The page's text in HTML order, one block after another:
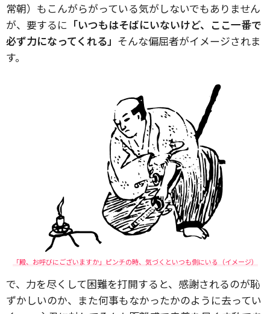
常朝）もこんがらがっている気がしないでもありません
が、要するに 「いつもはそばにいないけど、ここ一番で
必ず力になってくれる」 そんな偏屈者がイメージされま
す。
「殿、お呼びにございますか」ピンチの時、気づくといつも側にいる（イメージ）
で、力を尽くして困難を打開すると、感謝されるのが恥
ずかしいのか、また何事もなかったかのように去ってい